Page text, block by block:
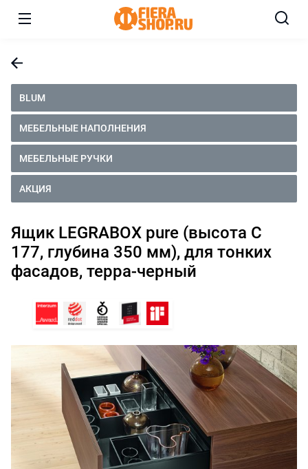
BLUM
МЕБЕЛЬНЫЕ НАПОЛНЕНИЯ
МЕБЕЛЬНЫЕ РУЧКИ
АКЦИЯ
Ящик LEGRABOX pure (высота C
177, глубина 350 мм), для тонких
фасадов, терра-черный